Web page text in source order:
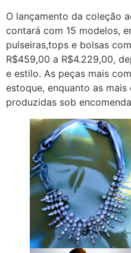
O lançamento da coleção
contará com 15 modelos,
pulseiras,tops e bolsas
R$459,00 a R$4.229,00,
e estilo. As peças mais
estoque, enquanto as mais
produzidas sob